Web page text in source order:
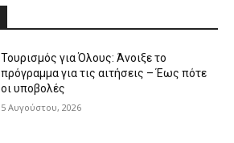
Τουρισμός για Όλους: Άνοιξε το
πρόγραμμα για τις αιτήσεις – Έως πότε
οι υποβολές
5 Αυγούστου, 2026